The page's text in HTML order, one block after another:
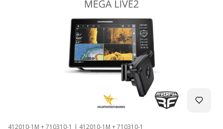
Kod produktu
412010-1M + 710310-1 Kod producenta
412010-1M + 710310-1